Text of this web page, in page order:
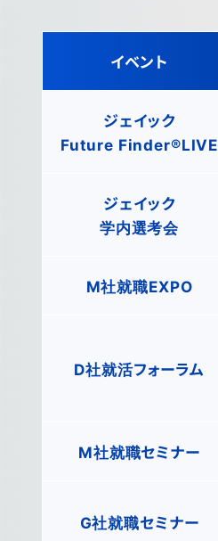
イベント
ジェイック
Future Finder®LIVE
ジェイック
学内選考会
M社就職EXPO
D社就活フォーラム
M社就職セミナー
G社就職セミナー